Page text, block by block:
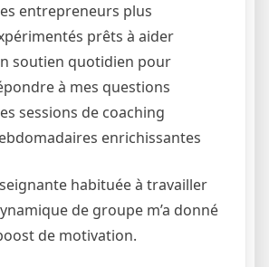
entrepreneurs plus
prêts à aider
soutien quotidien pour
à mes questions
sessions de coaching
enrichissantes
habituée à travailler
de groupe m’a donné
de motivation.